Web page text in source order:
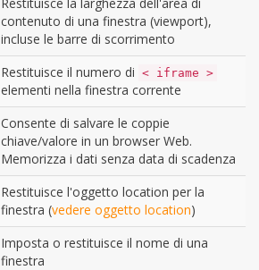
contenuto di una finestra (viewport),
incluse le barre di scorrimento
Restituisce il numero di < iframe >
elementi nella finestra corrente
Consente di salvare le coppie
chiave/valore in un browser Web.
Memorizza i dati senza data di scadenza
Restituisce l'oggetto location per la
finestra (vedere oggetto location)
Imposta o restituisce il nome di una
finestra